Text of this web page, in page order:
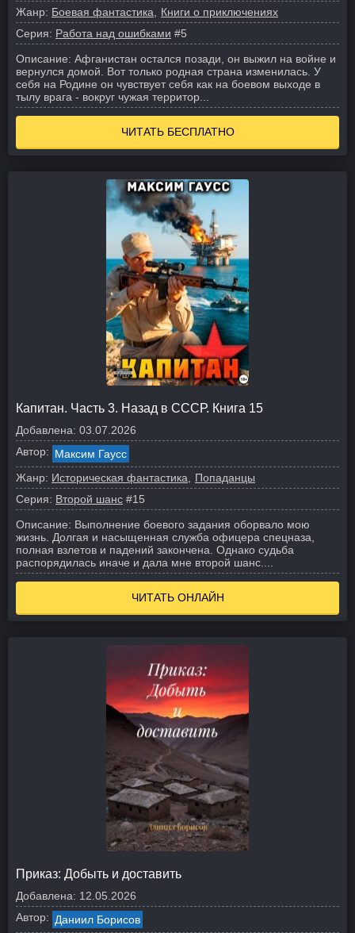
Жанр: Боевая фантастика
Книги о приключениях
Серия: Работа над ошибками #5
Описание: Афганистан остался позади, он выжил на войне и
вернулся домой. Вот только родная страна изменилась. У
себя на Родине он чувствует себя как на боевом выходе в
тылу врага - вокруг чужая территор...
ЧИТАТЬ БЕСПЛАТНО
Капитан. Часть 3. Назад в СССР. Книга 15
Добавлена: 03.07.2026
Автор: Максим Гаусс
Жанр: Историческая фантастика
Попаданцы
Серия: Второй шанс #15
Описание: Выполнение боевого задания оборвало мою
жизнь. Долгая и насыщенная служба офицера спецназа,
полная взлетов и падений закончена. Однако судьба
распорядилась иначе и дала мне второй шанс.
ЧИТАТЬ ОНЛАЙН
Приказ: Добыть и доставить
Добавлена: 12.05.2026
Автор: Даниил Борисов